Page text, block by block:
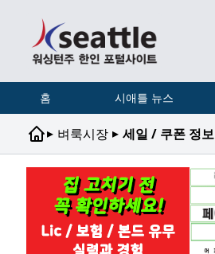
홈 시애틀 뉴스
▸ 벼룩시장 ▸ 세일 / 쿠폰 정보